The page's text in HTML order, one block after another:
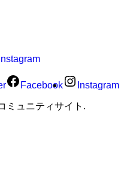
Instagram
Facebook Instagram
ミュニティサイト.